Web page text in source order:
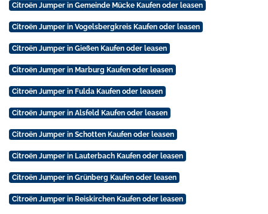
Citroën Jumper in Gemeinde Mücke Kaufen oder leasen
Citroën Jumper in Vogelsbergkreis Kaufen oder leasen
Citroën Jumper in Gießen Kaufen oder leasen
Citroën Jumper in Marburg Kaufen oder leasen
Citroën Jumper in Fulda Kaufen oder leasen
Citroën Jumper in Alsfeld Kaufen oder leasen
Citroën Jumper in Schotten Kaufen oder leasen
Citroën Jumper in Lauterbach Kaufen oder leasen
Citroën Jumper in Grünberg Kaufen oder leasen
Citroën Jumper in Reiskirchen Kaufen oder leasen